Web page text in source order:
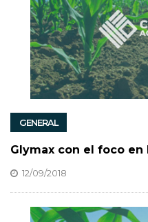
GENERAL
Glymax con el foco en
12/09/2018